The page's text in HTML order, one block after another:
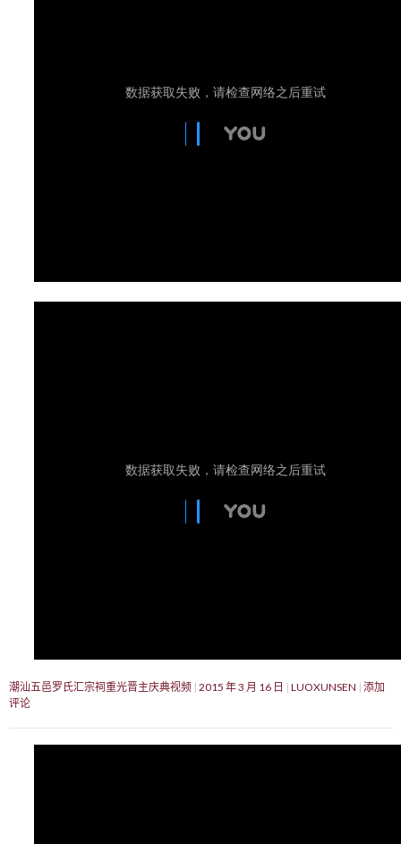
潮汕五邑罗氏汇宗祠重光晋主庆典视频 2015 年 3 月 16 日 LUOXUNSEN 添加
评论